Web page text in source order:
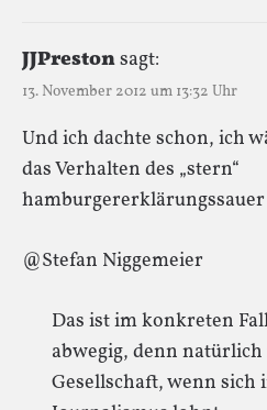
JJPrestonsagt:
13. November 2012 um 13:32 Uhr
Und ich dachte schon, ich
das Verhalten des „stern“
@Stefan Niggemeier
Das ist im konkreten
abwegig, denn
Gesellschaft, wenn sich